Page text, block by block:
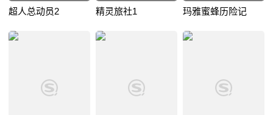
超人总动员2 精灵旅社1 玛雅蜜蜂历险记